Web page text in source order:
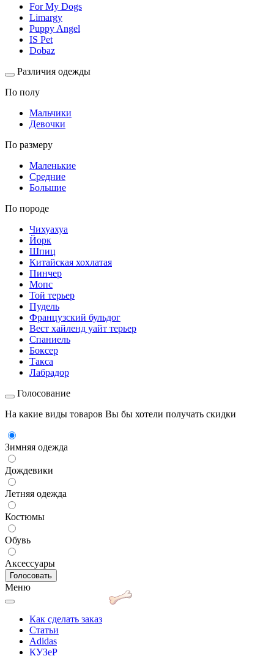
For My Dogs
Limargy
Puppy Angel
IS Pet
Dobaz
Различия одежды
По полу
Мальчики
Девочки
По размеру
Маленькие
Средние
Большие
По породе
Чихуахуа
Йорк
Шпиц
Китайская хохлатая
Пинчер
Мопс
Той терьер
Пудель
Французский бульдог
Вест хайленд уайт терьер
Спаниель
Боксер
Такса
Лабрадор
Голосование
На какие виды товаров Вы бы хотели получать скидки
Зимняя одежда
Дождевики
Летняя одежда
Костюмы
Обувь
Аксессуары
Меню
Как сделать заказ
Статьи
Adidas
КУЗеР